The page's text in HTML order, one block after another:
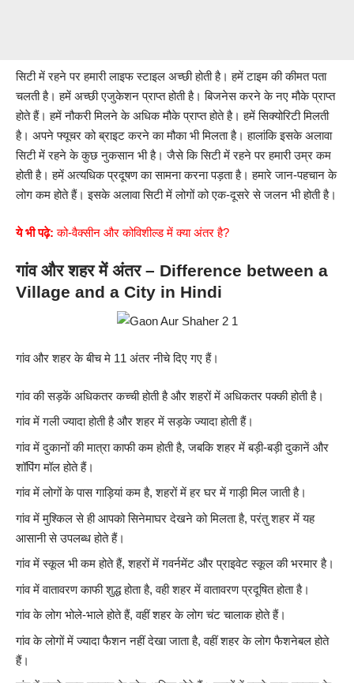
सिटी में रहने पर हमारी लाइफ स्टाइल अच्छी होती है। हमें टाइम की कीमत पता
चलती है। हमें अच्छी एजुकेशन प्राप्त होती है। बिजनेस करने के नए मौके प्राप्त
होते हैं। हमें नौकरी मिलने के अधिक मौके प्राप्त होते है। हमें सिक्योरिटी मिलती
है। अपने फ्यूचर को ब्राइट करने का मौका भी मिलता है। हालांकि इसके अलावा
सिटी में रहने के कुछ नुकसान भी है। जैसे कि सिटी में रहने पर हमारी उम्र कम
होती है। हमें अत्यधिक प्रदूषण का सामना करना पड़ता है। हमारे जान-पहचान के
लोग कम होते हैं। इसके अलावा सिटी में लोगों को एक-दूसरे से जलन भी होती है।
ये भी पढ़े: को-वैक्सीन और कोविशील्ड में क्या अंतर है?
गांव और शहर में अंतर – Difference between a
Village and a City in Hindi
गांव और शहर के बीच मे 11 अंतर नीचे दिए गए हैं।
गांव की सड़कें अधिकतर कच्ची होती है और शहरों में अधिकतर पक्की होती है।
गांव में गली ज्यादा होती है और शहर में सड़के ज्यादा होती हैं।
गांव में दुकानों की मात्रा काफी कम होती है, जबकि शहर में बड़ी-बड़ी दुकानें और
शॉपिंग मॉल होते हैं।
गांव में लोगों के पास गाड़ियां कम है, शहरों में हर घर में गाड़ी मिल जाती है।
गांव में मुश्किल से ही आपको सिनेमाघर देखने को मिलता है, परंतु शहर में यह
आसानी से उपलब्ध होते हैं।
गांव में स्कूल भी कम होते हैं, शहरों में गवर्नमेंट और प्राइवेट स्कूल की भरमार है।
गांव में वातावरण काफी शुद्ध होता है, वही शहर में वातावरण प्रदूषित होता है।
गांव के लोग भोले-भाले होते हैं, वहीं शहर के लोग चंट चालाक होते हैं।
गांव के लोगों में ज्यादा फैशन नहीं देखा जाता है, वहीं शहर के लोग फैशनेबल होते
हैं।